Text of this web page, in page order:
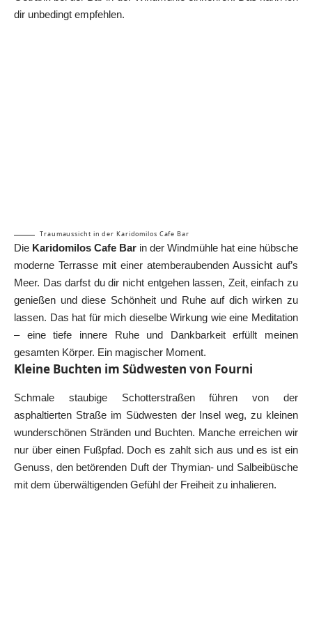
dir unbedingt empfehlen.
Traumaussicht in der Karidomilos Cafe Bar
Die Karidomilos Cafe Bar in der Windmühle hat eine hübsche
moderne Terrasse mit einer atemberaubenden Aussicht auf’s
Meer. Das darfst du dir nicht entgehen lassen, Zeit, einfach zu
genießen und diese Schönheit und Ruhe auf dich wirken zu
lassen. Das hat für mich dieselbe Wirkung wie eine Meditation
– eine tiefe innere Ruhe und Dankbarkeit erfüllt meinen
gesamten Körper. Ein magischer Moment.
Kleine Buchten im Südwesten von Fourni
Schmale staubige Schotterstraßen führen von der
asphaltierten Straße im Südwesten der Insel weg, zu kleinen
wunderschönen Stränden und Buchten. Manche erreichen wir
nur über einen Fußpfad. Doch es zahlt sich aus und es ist ein
Genuss, den betörenden Duft der Thymian- und Salbeibüsche
mit dem überwältigenden Gefühl der Freiheit zu inhalieren.